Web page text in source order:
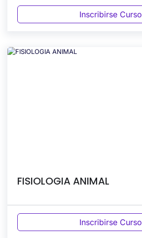
Inscribirse Curso
FISIOLOGIA ANIMAL
Inscribirse Curso